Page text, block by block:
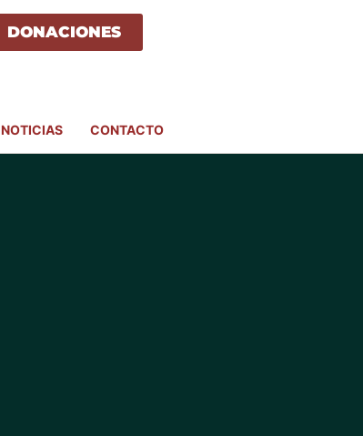
DONACIONES
NOTICIAS CONTACTO